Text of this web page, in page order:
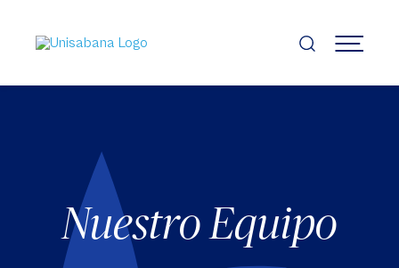
contenido
principal
MENÚ
Nuestro Equipo